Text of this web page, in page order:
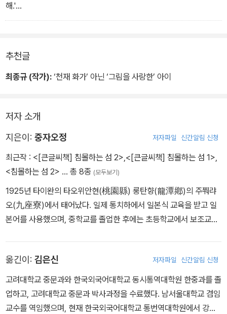
해.'
'아버지! 그렇지만 그건 선생님이 뽑은 거라서 안 가면 안 되는 거예
고석송의 말투에 다시 서릿발 같은 한기가 서렸다. (45~46쪽, '가난
한 아이, 고아명' 중에서)
추천글
최종규 (작가): ‘천재 화가’ 아닌 ‘그림을 사랑한’ 아이
저자 소개
지은이: 중자오정 저자파일 신간알림 신청
최근작 : <[큰글씨책] 침몰하는 섬 2>,<[큰글씨책] 침몰하는 섬 1>,
<침몰하는 섬 2> … 총 8종 (모두보기)
1925년 타이완의 타오위안현(桃園縣) 룽탄향(龍潭鄕)의 주쭤랴
오(九座寮)에서 태어났다. 일제 통치하에서 일본식 교육을 받고 일
본어를 사용했으며, 중학교를 졸업한 후에는 초등학교에서 보조교사
꿈을 키웠다. 1945년 사범학교를 졸업한 뒤 학도병으로 일본군에 들
어갔으나, 같은 해 광복이 되면서 고향으로 돌아와 소학교에서 교사
로 재직했다. 중자오정은 광복 이후 일본어 창작이 금지되면서 중문
주음부호와 중국어를 익히기 시작했으며, 각고의 노력으로 중문 창작
옮긴이: 김은신 저자파일 신간알림 신청
고려대학교 중문과와 한국외국어대학교 동시통역대학원 한중과를 졸
업하고, 고려대학교 중문과 박사과정을 수료했다. 남서울대학교 겸임
교수를 역임했으며, 현재 한국외국어대학교 통번역대학원에서 강의